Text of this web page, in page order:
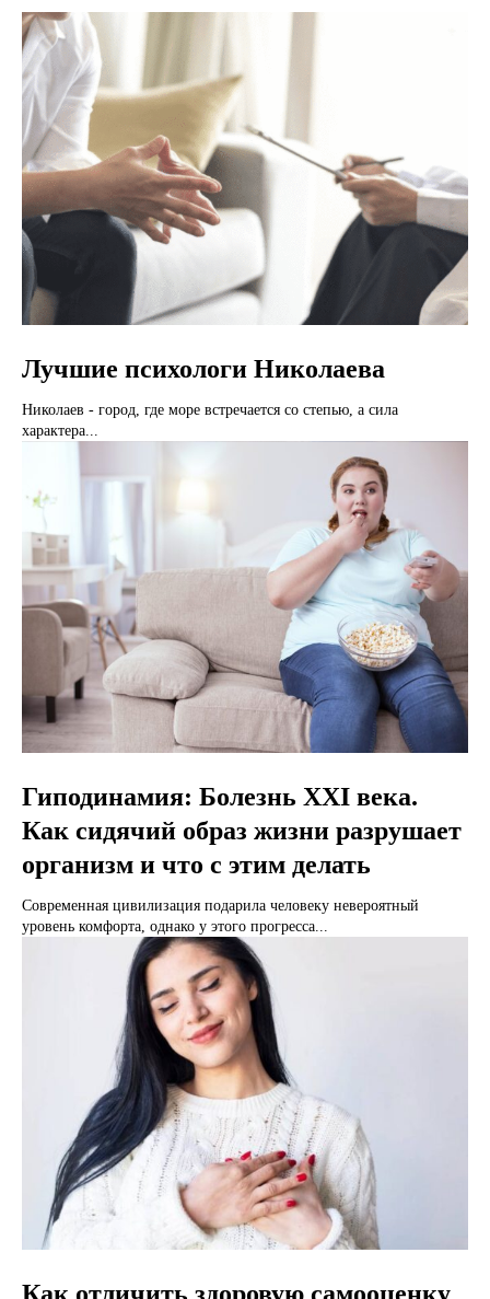
Лучшие психологи Николаева
Николаев - город, где море встречается со степью, а сила
характера...
Гиподинамия: Болезнь XXI века.
Как сидячий образ жизни разрушает
организм и что с этим делать
Современная цивилизация подарила человеку невероятный
уровень комфорта, однако у этого прогресса...
Как отличить здоровую самооценку